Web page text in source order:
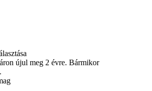
újul meg 2 évre. Bármikor